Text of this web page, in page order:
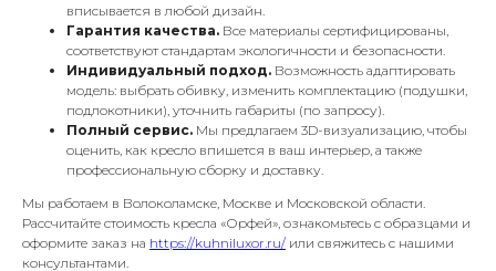
вписывается в любой дизайн.
Гарантия качества. Все материалы сертифицированы,
соответствуют стандартам экологичности и безопасности.
Индивидуальный подход. Возможность адаптировать
модель: выбрать обивку, изменить комплектацию (подушки,
подлокотники), уточнить габариты (по запросу).
Полный сервис. Мы предлагаем 3D-визуализацию, чтобы
оценить, как кресло впишется в ваш интерьер, а также
профессиональную сборку и доставку.
Мы работаем в Волоколамске, Москве и Московской области.
Рассчитайте стоимость кресла «Орфей», ознакомьтесь с образцами и
оформите заказ на https://kuhniluxor.ru/ или свяжитесь с нашими
консультантами.